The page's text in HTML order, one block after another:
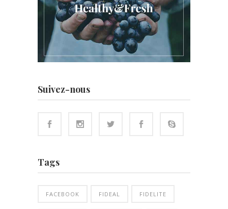
Suivez-nous
Tags
FACEBOOK FIDEAL FIDELITE